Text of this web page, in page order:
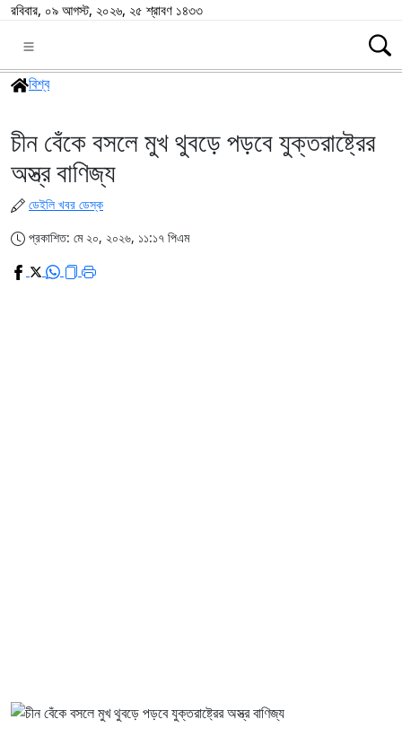
রবিবার, ০৯ আগস্ট, ২০২৬, ২৫ শ্রাবণ ১৪৩৩
বিশ্ব
চীন বেঁকে বসলে মুখ থুবড়ে পড়বে যুক্তরাষ্ট্রের
অস্ত্র বাণিজ্য
ডেইলি খবর ডেস্ক
প্রকাশিত: মে ২০, ২০২৬, ১১:১৭ পিএম